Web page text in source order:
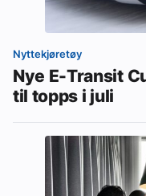
Nyttekjøretøy
Nye E-Transit
til topps i juli